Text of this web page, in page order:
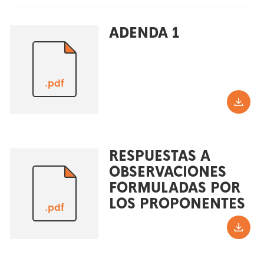
.pdf
ADENDA 1
.pdf
RESPUESTAS A
OBSERVACIONES
FORMULADAS POR
LOS PROPONENTES